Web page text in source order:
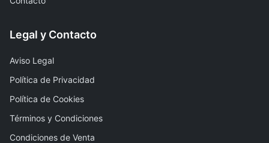
Legal y Contacto
Aviso Legal
Política de Privacidad
Política de Cookies
Términos y Condiciones
Condiciones de Venta